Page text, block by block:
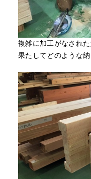
複雑に加工がなされた
果たしてどのような